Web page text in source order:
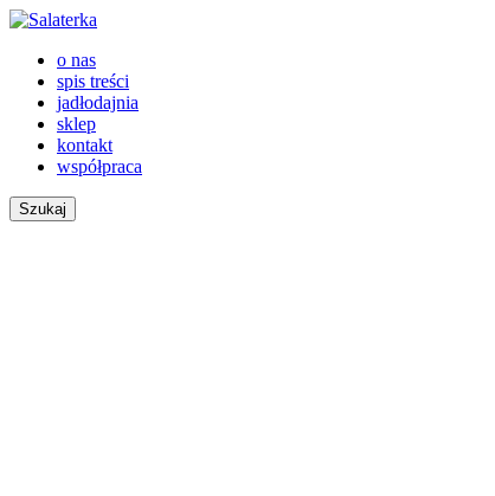
o nas
spis treści
jadłodajnia
sklep
kontakt
współpraca
Szukaj